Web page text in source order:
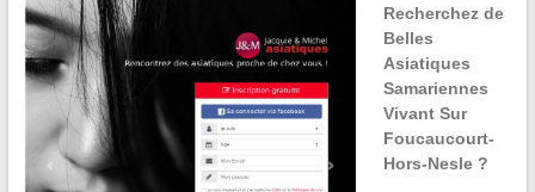
Recherchez de
Belles
Asiatiques
Samariennes
Vivant Sur
Foucaucourt-
Hors-Nesle ?